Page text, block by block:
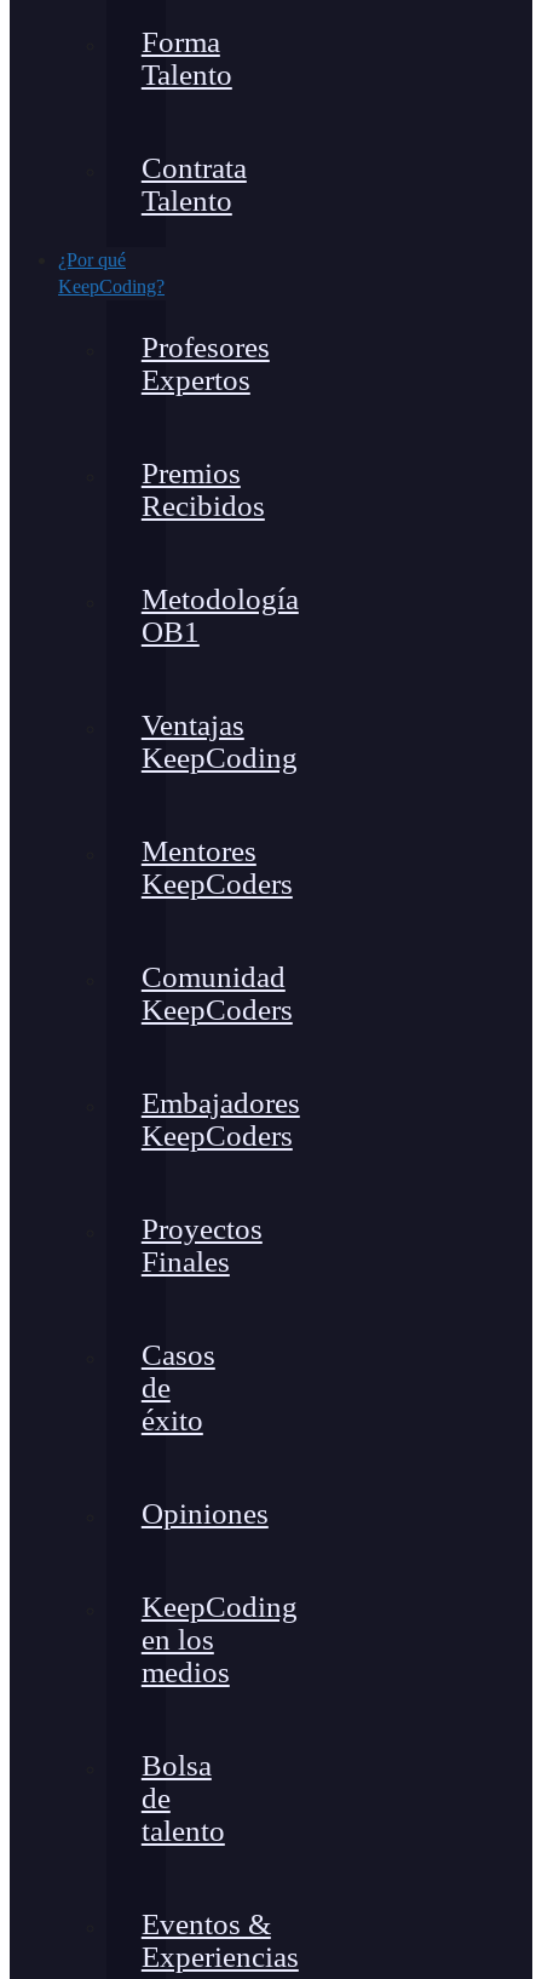
Forma
Talento
Contrata
Talento
¿Por qué
KeepCoding?
Profesores
Expertos
Premios
Recibidos
Metodología
OB1
Ventajas
KeepCoding
Mentores
KeepCoders
Comunidad
KeepCoders
Embajadores
KeepCoders
Proyectos
Finales
Casos
de
éxito
Opiniones
KeepCoding
en los
medios
Bolsa
de
talento
Eventos &
Experiencias